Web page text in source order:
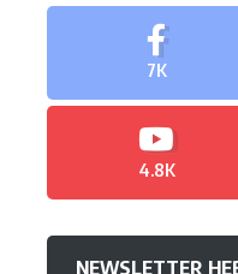
7K
4.8K
NEWSLETTER